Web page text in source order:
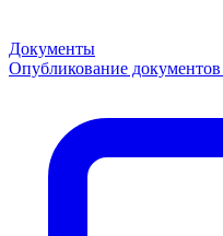
Документы
Опубликование